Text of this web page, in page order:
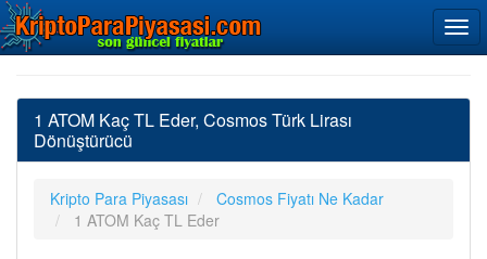
1 ATOM Kaç TL Eder, Cosmos Türk Lirası
Dönüştürücü
Kripto Para Piyasası
Cosmos Fiyatı Ne Kadar
1 ATOM Kaç TL Eder